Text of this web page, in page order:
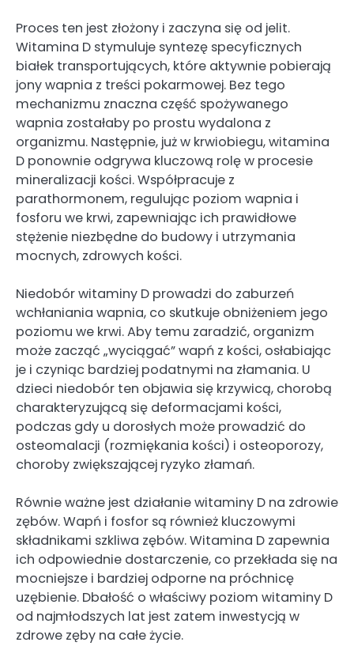
Proces ten jest złożony i zaczyna się od jelit.
Witamina D stymuluje syntezę specyficznych
białek transportujących, które aktywnie pobierają
jony wapnia z treści pokarmowej. Bez tego
mechanizmu znaczna część spożywanego
wapnia zostałaby po prostu wydalona z
organizmu. Następnie, już w krwiobiegu, witamina
D ponownie odgrywa kluczową rolę w procesie
mineralizacji kości. Współpracuje z
parathormonem, regulując poziom wapnia i
fosforu we krwi, zapewniając ich prawidłowe
stężenie niezbędne do budowy i utrzymania
mocnych, zdrowych kości.
Niedobór witaminy D prowadzi do zaburzeń
wchłaniania wapnia, co skutkuje obniżeniem jego
poziomu we krwi. Aby temu zaradzić, organizm
może zacząć „wyciągać” wapń z kości, osłabiając
je i czyniąc bardziej podatnymi na złamania. U
dzieci niedobór ten objawia się krzywicą, chorobą
charakteryzującą się deformacjami kości,
podczas gdy u dorosłych może prowadzić do
osteomalacji (rozmiękania kości) i osteoporozy,
choroby zwiększającej ryzyko złamań.
Równie ważne jest działanie witaminy D na zdrowie
zębów. Wapń i fosfor są również kluczowymi
składnikami szkliwa zębów. Witamina D zapewnia
ich odpowiednie dostarczenie, co przekłada się na
mocniejsze i bardziej odporne na próchnicę
uzębienie. Dbałość o właściwy poziom witaminy D
od najmłodszych lat jest zatem inwestycją w
zdrowe zęby na całe życie.